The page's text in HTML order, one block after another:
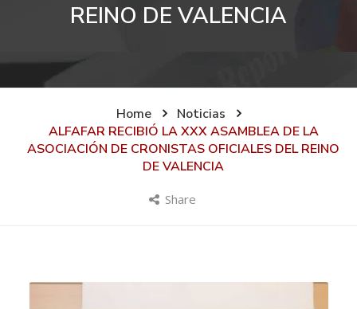
REINO DE VALENCIA
Home
Noticias
ALFAFAR RECIBIÓ LA XXX ASAMBLEA DE LA
ASOCIACIÓN DE CRONISTAS OFICIALES DEL REINO
DE VALENCIA
Share